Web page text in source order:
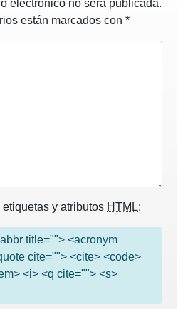
electrónico no será publicada.
están marcados con *
y atributos HTML:
title=""> <acronym
cite=""> <cite> <code>
<i> <q cite=""> <s>